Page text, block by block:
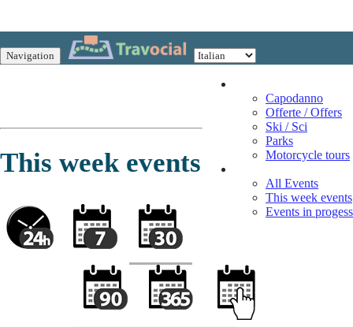
Navigation
Capodanno
Offerte / Offers
Ski / Sci
Parks
Motorcycle tours
All Events
This week events
Events in progess
This week events